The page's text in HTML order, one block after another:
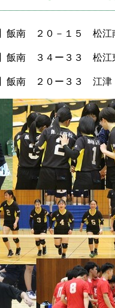
】飯南 ２０－１５ 松江
】飯南 ３４ー３３ 松江
】飯南 ２０ー３３